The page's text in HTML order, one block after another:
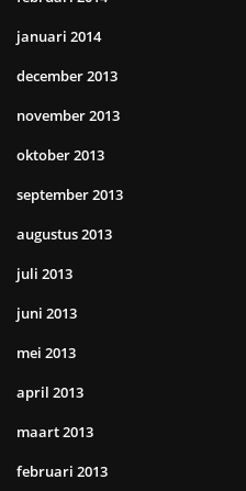
januari 2014
december 2013
november 2013
oktober 2013
september 2013
augustus 2013
juli 2013
juni 2013
mei 2013
april 2013
maart 2013
februari 2013